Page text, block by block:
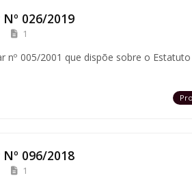
026/2019
1
nº 005/2001 que dispõe sobre o
096/2018
1